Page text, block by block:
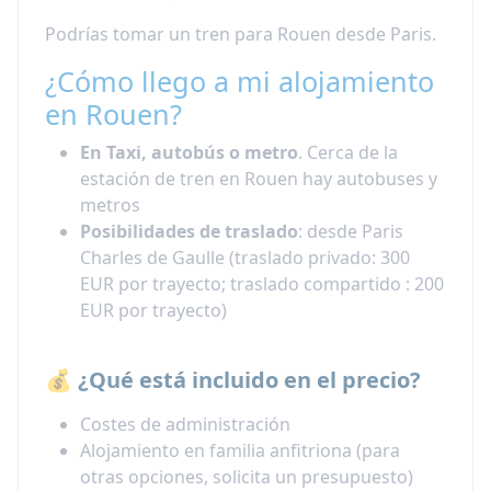
Lee nuestro blog sobre los beneficios de tomar
cursos de francés en Francia en lugar de en tu
país de origen:5 beneficios de tomar un curso
de francés en Francia
Fechas de los cursos de
francés en Ruán
Eres t ú quien elige la duración del programa
las fechasen las que te gustaría viajar. Pero,
por favor, ten en cuenta que:
Fecha de salida: Sábado
Cursos de francés en Ruán: De lunes a
viernes
Reservacursos de francés en Ruáncon o sin
Podrías tomar un tren para Rouen desde Paris.
¿Cómo llego a mi alojamiento
en Rouen?
En Taxi, autobús o metro. Cerca de la
estación de tren en Rouen hay autobuses y
metros
Posibilidades de traslado: desde Paris
Charles de Gaulle (traslado privado: 300
EUR por trayecto; traslado compartido : 200
EUR por trayecto)
💰 ¿Qué está incluido en el precio?
Costes de administración
Alojamiento en familia anfitriona (para
otras opciones, solicita un presupuesto)